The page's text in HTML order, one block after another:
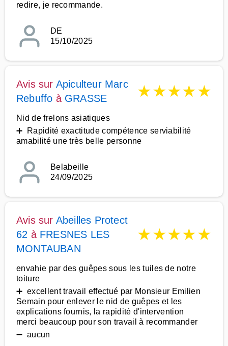
redire, je recommande.
DE
15/10/2025
Avis sur Apiculteur Marc
Rebuffo à GRASSE ★★★★★
Nid de frelons asiatiques
➕ Rapidité exactitude compétence serviabilité
amabilité une très belle personne
Belabeille
24/09/2025
Avis sur Abeilles Protect
62 à FRESNES LES
MONTAUBAN
★★★★★
envahie par des guêpes sous les tuiles de notre
toiture
➕ excellent travail effectué par Monsieur Emilien
Semain pour enlever le nid de guêpes et les
explications fournis, la rapidité d'intervention
merci beaucoup pour son travail à recommander
➖ aucun